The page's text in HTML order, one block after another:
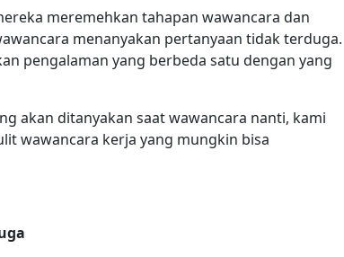
meremehkan tahapan wawancara dan
menanyakan pertanyaan tidak terduga.
pengalaman yang berbeda satu dengan yang
akan ditanyakan saat wawancara nanti, kami
wawancara kerja yang mungkin bisa